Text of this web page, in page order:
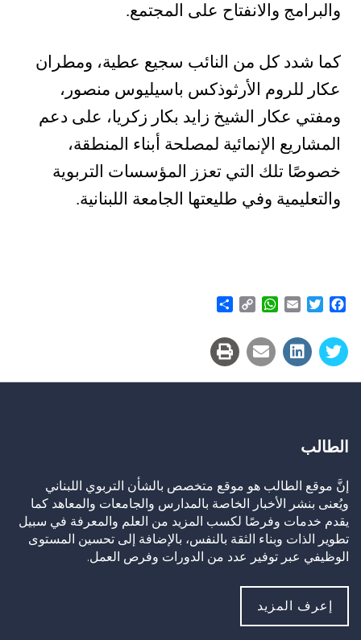
والبرامج والانفتاح على المجتمع.
كما شدد كل من النائب سجيع عطية، ومطران
عكار للروم الأرثوذكس باسيليوس منصور،
ومفتي عكار الشيخ زايد بكار زكريا، على دعم
المشاريع الإنمائية لمصلحة أبناء المنطقة،
خصوصًا تلك التي تعزز المؤسسات التربوية
والتعليمية وفي طليعتها الجامعة اللبنانية.
Facebook
Twitter
Email
WhatsApp
Copy
الطالب
إنَّ موقع الطالب هو موقع متخصص بالشأن التربوي اللبناني
ويُعنى بنشر الأخبار الخاصة بالمدارس والجامعات والمعاهد كما
يقدم خدمات وفرصًا لكسب المزيد من العلم والمعرفة في سبيل
تطوير الذات وبناء الثقة بالنفس، بالإضافة إلى تحسين المستوى
الوظيفي عبر توفير عدد من الدورات وفرص العمل.
إعرف المزيد